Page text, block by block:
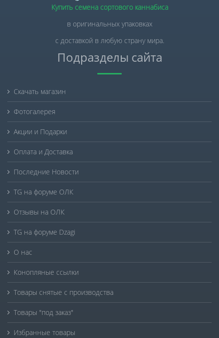
Купить семена сортового каннабиса
в оригинальных упаковках
с доставкой в любую страну мира.
Подразделы сайта
Скачать магазин
Фотогалерея
Акции и Подарки
Оплата и Доставка
Последние Новости
TG на форуме ОЛК
Отзывы на ОЛК
TG на форуме Dzagi
О нас
Конопляные ссылки
Товары снятые с производства
Товары "под заказ"
Избранные товары